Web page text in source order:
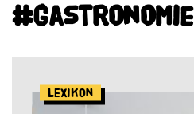
#Gastronomie
Lexikon